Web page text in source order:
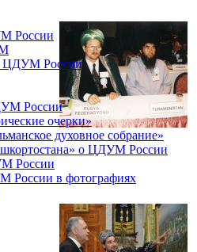
России
ЦДУМ России
России
очерки»
духовное собрание»
о ЦДУМ России
России
России в фотографиях